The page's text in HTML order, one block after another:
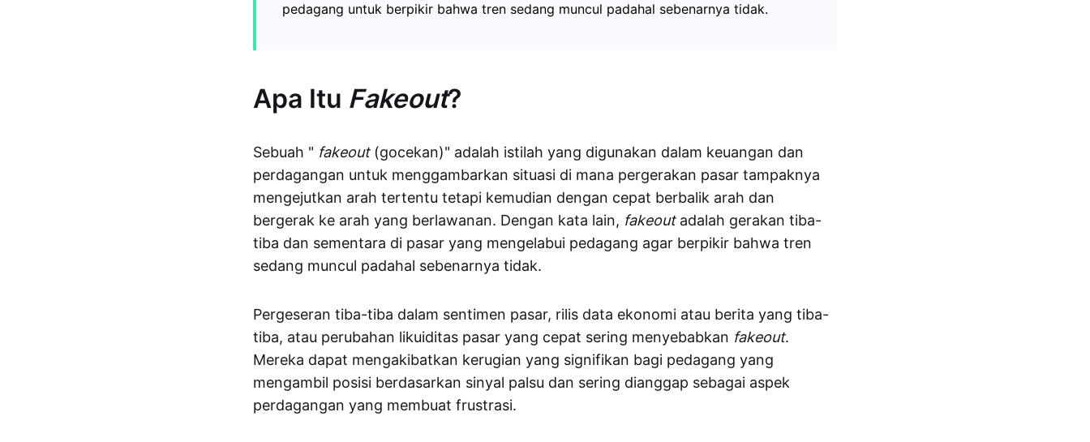
pedagang untuk berpikir bahwa tren sedang muncul padahal sebenarnya tidak.
Apa Itu Fakeout?
Sebuah " fakeout(gocekan)" adalah istilah yang digunakan dalam keuangan dan
perdagangan untuk menggambarkan situasi di mana pergerakan pasar tampaknya
mengejutkan arah tertentu tetapi kemudian dengan cepat berbalik arah dan
bergerak ke arah yang berlawanan. Dengan kata lain, fakeoutadalah gerakan tiba-
tiba dan sementara di pasar yang mengelabui pedagang agar berpikir bahwa tren
sedang muncul padahal sebenarnya tidak.
Pergeseran tiba-tiba dalam sentimen pasar, rilis data ekonomi atau berita yang tiba-
tiba, atau perubahan likuiditas pasar yang cepat sering menyebabkan fakeout.
Mereka dapat mengakibatkan kerugian yang signifikan bagi pedagang yang
mengambil posisi berdasarkan sinyal palsu dan sering dianggap sebagai aspek
perdagangan yang membuat frustrasi.